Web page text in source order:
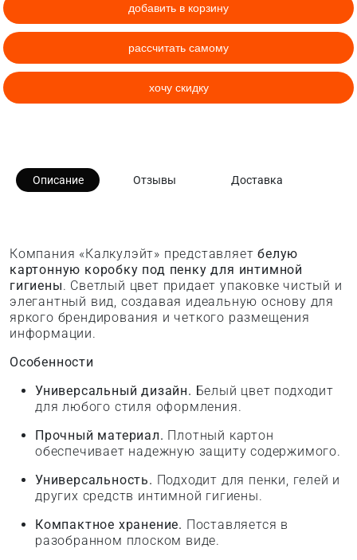
добавить в корзину
рассчитать самому
хочу скидку
Описание Отзывы Доставка
Компания «Калкулэйт» представляетбелую
картонную коробку под пенку для интимной
гигиены. Светлый цвет придает упаковке чистый и
элегантный вид, создавая идеальную основу для
яркого брендирования и четкого размещения
информации.
Особенности
Универсальный дизайн. Белый цвет подходит
для любого стиля оформления.
Прочный материал. Плотный картон
обеспечивает надежную защиту содержимого.
Универсальность. Подходит для пенки, гелей и
других средств интимной гигиены.
Компактное хранение. Поставляется в
разобранном плоском виде.